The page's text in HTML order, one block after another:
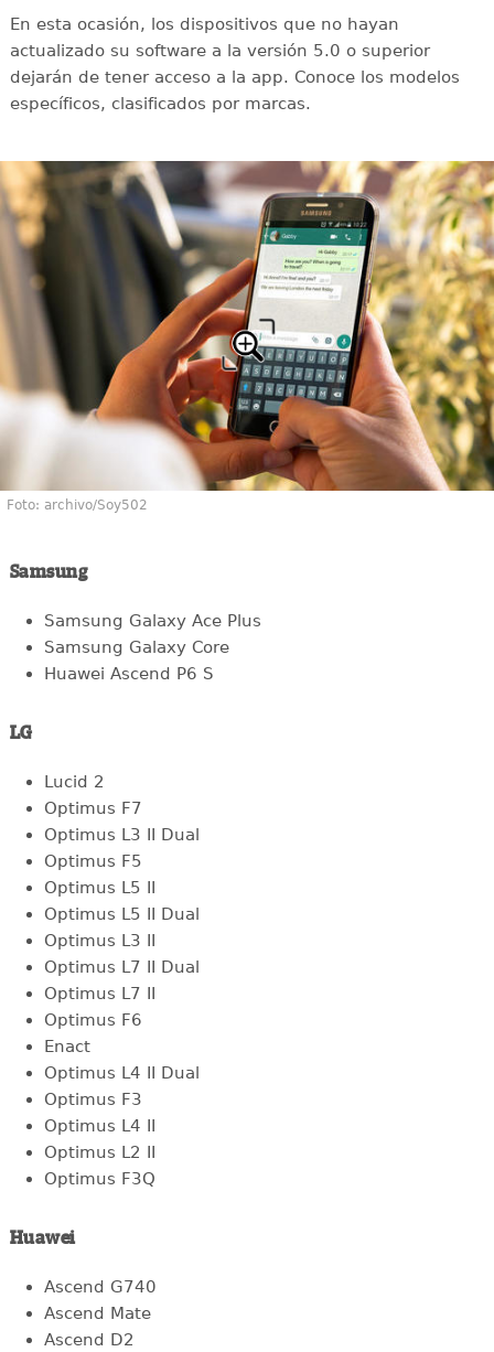
En esta ocasión, los dispositivos que no hayan
actualizado su software a la versión 5.0 o superior
dejarán de tener acceso a la app. Conoce los modelos
específicos, clasificados por marcas.
Foto: archivo/Soy502
Samsung
Samsung Galaxy Ace Plus
Samsung Galaxy Core
Huawei Ascend P6 S
LG
Lucid 2
Optimus F7
Optimus L3 II Dual
Optimus F5
Optimus L5 II
Optimus L5 II Dual
Optimus L3 II
Optimus L7 II Dual
Optimus L7 II
Optimus F6
Enact
Optimus L4 II Dual
Optimus F3
Optimus L4 II
Optimus L2 II
Optimus F3Q
Huawei
Ascend G740
Ascend Mate
Ascend D2